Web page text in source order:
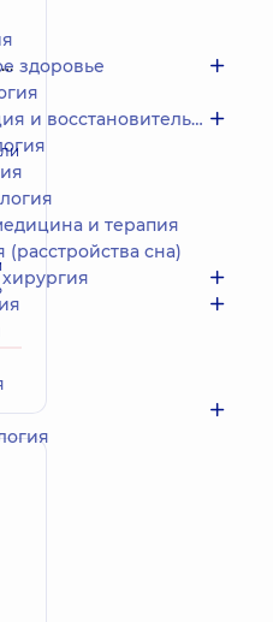
Инфекционные болезни
здоровье
лечение
и терапия
сна)